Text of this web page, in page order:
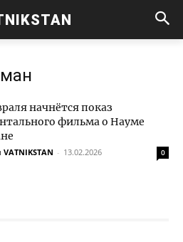
начнётся показ
фильма о Науме
- 13.02.2026 0